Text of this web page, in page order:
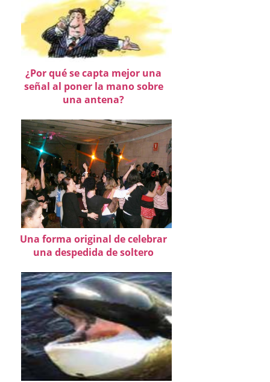
¿Por qué se capta mejor una
señal al poner la mano sobre
una antena?
Una forma original de celebrar
una despedida de soltero